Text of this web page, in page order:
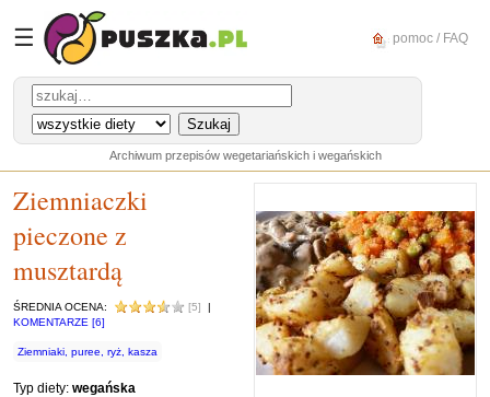
☰ pomoc / FAQ
Archiwum przepisów wegetariańskich i wegańskich
Ziemniaczki
pieczone z
musztardą
ŚREDNIA OCENA: [5]
|
KOMENTARZE [6]
Ziemniaki, puree, ryż, kasza
Typ diety: wegańska